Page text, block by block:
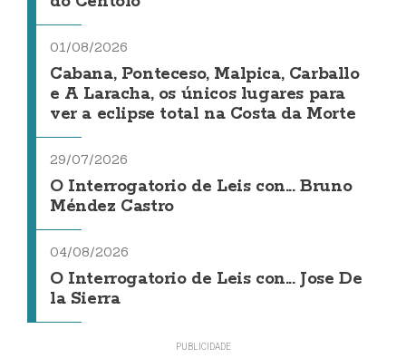
01/08/2026
Cabana, Ponteceso, Malpica, Carballo
e A Laracha, os únicos lugares para
ver a eclipse total na Costa da Morte
29/07/2026
O Interrogatorio de Leis con... Bruno
Méndez Castro
04/08/2026
O Interrogatorio de Leis con... Jose De
la Sierra